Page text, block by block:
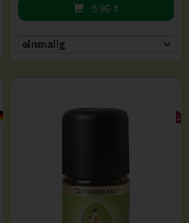
6,99€